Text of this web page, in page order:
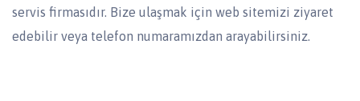
servis firmasıdır. Bize ulaşmak için web sitemizi ziyaret
edebilir veya telefon numaramızdan arayabilirsiniz.